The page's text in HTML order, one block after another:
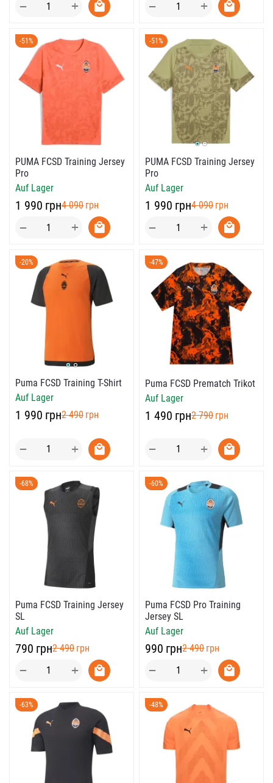
+
− +
−
-51%
PUMA FCSD Training Jersey
Pro
Auf Lager
‍1 990‍ грн‍4 090‍ грн
+
−
-51%
PUMA FCSD Training Jersey
Pro
Auf Lager
‍1 990‍ грн‍4 090‍ грн
+
−
-20%
Puma FCSD Training T-Shirt
Auf Lager
‍1 990‍ грн‍2 490‍ грн
+
−
-47%
Puma FCSD Prematch Trikot
Auf Lager
‍1 490‍ грн‍2 790‍ грн
+
−
-68%
Puma FCSD Training Jersey
SL
Auf Lager
‍790‍ грн‍2 490‍ грн
+
−
-60%
Puma FCSD Pro Training
Jersey SL
Auf Lager
‍990‍ грн‍2 490‍ грн
+
−
-63% -48%